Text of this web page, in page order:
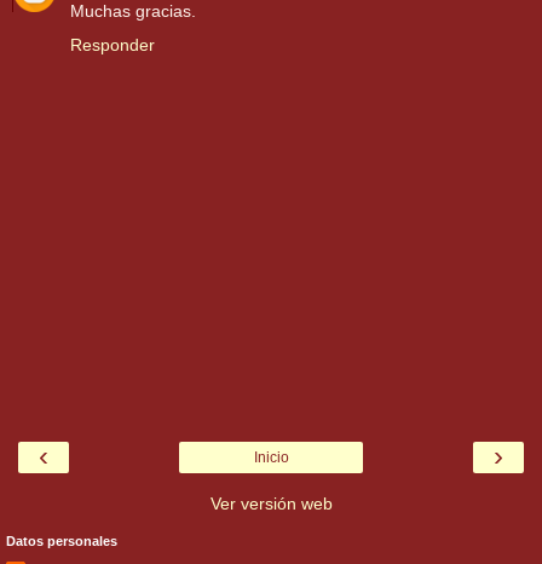
Muchas gracias.
Responder
‹ ›
Inicio
Ver versión web
Datos personales